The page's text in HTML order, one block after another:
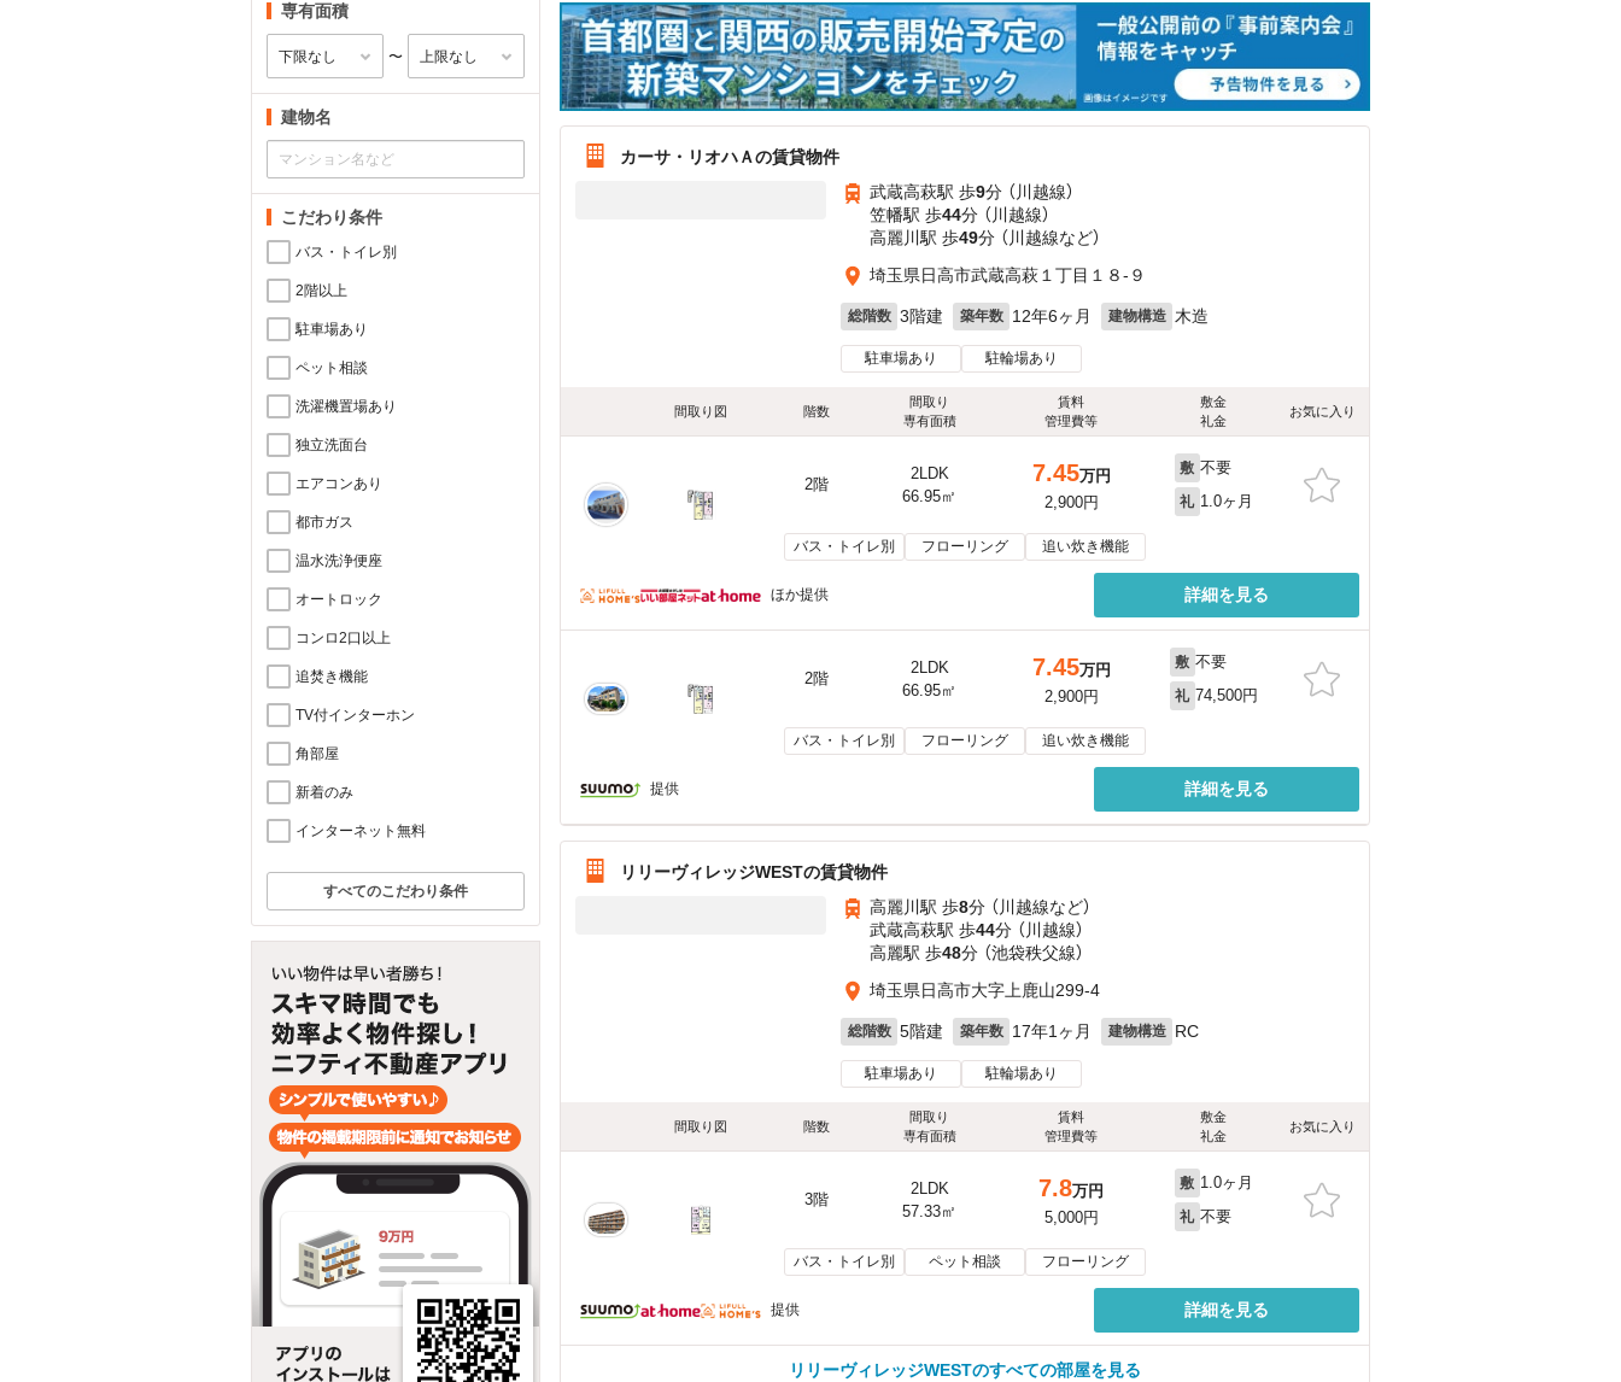
専有面積
〜
建物名
こだわり条件
バス・トイレ別
2階以上
駐車場あり
ペット相談
洗濯機置場あり
独立洗面台
エアコンあり
都市ガス
温水洗浄便座
オートロック
コンロ2口以上
追焚き機能
TV付インターホン
角部屋
新着のみ
インターネット無料
すべてのこだわり条件
カーサ・リオハＡの賃貸物件
武蔵高萩駅 歩9分 （川越線）
笠幡駅 歩44分 （川越線）
高麗川駅 歩49分 （川越線など）
埼玉県日高市武蔵高萩１丁目１８-９
総階数 3階建 築年数 12年6ヶ月 建物構造 木造
駐車場あり 駐輪場あり
間取り図 階数
間取り
専有面積
賃料
管理費等
敷金
礼金
お気に入り
2階
2LDK
66.95㎡
7.45万円
2,900円
敷 不要
礼 1.0ヶ月
バス・トイレ別 フローリング 追い炊き機能
ほか提供 詳細を見る
2階
2LDK
66.95㎡
7.45万円
2,900円
敷 不要
礼 74,500円
バス・トイレ別 フローリング 追い炊き機能
提供 詳細を見る
リリーヴィレッジWESTの賃貸物件
高麗川駅 歩8分 （川越線など）
武蔵高萩駅 歩44分 （川越線）
高麗駅 歩48分 （池袋秩父線）
埼玉県日高市大字上鹿山299-4
総階数 5階建 築年数 17年1ヶ月 建物構造 RC
駐車場あり 駐輪場あり
間取り図 階数
間取り
専有面積
賃料
管理費等
敷金
礼金
お気に入り
3階
2LDK
57.33㎡
7.8万円
5,000円
敷 1.0ヶ月
礼 不要
バス・トイレ別 ペット相談 フローリング
提供 詳細を見る
リリーヴィレッジWESTのすべての部屋を見る